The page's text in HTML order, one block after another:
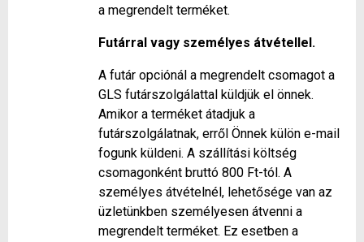
a megrendelt terméket.
Futárral vagy személyes átvétellel.
A futár opciónál a megrendelt csomagot a
GLS futárszolgálattal küldjük el önnek.
Amikor a terméket átadjuk a
futárszolgálatnak, erről Önnek külön e-mail
fogunk küldeni. A szállítási költség
csomagonként bruttó 800 Ft-tól. A
személyes átvételnél, lehetősége van az
üzletünkben személyesen átvenni a
megrendelt terméket. Ez esetben a